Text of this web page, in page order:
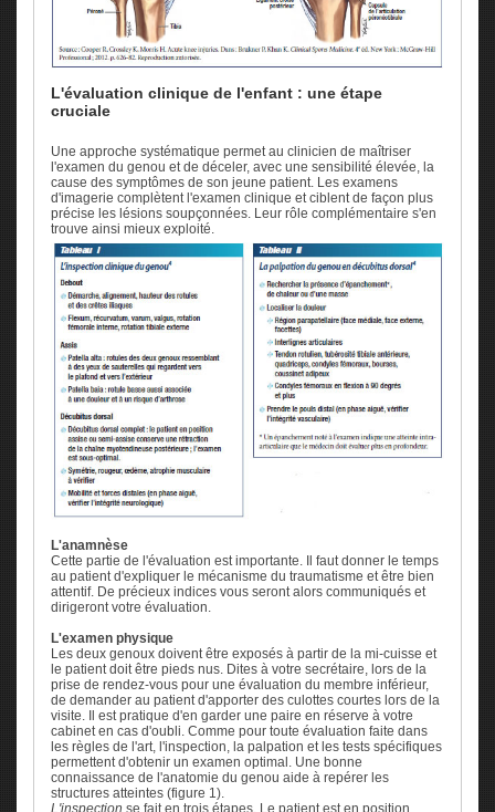
L'évaluation clinique de l'enfant : une étape
cruciale
Une approche systématique permet au clinicien de maîtriser
l'examen du genou et de déceler, avec une sensibilité élevée, la
cause des symptômes de son jeune patient. Les examens
d'imagerie complètent l'examen clinique et ciblent de façon plus
précise les lésions soupçonnées. Leur rôle complémentaire s'en
trouve ainsi mieux exploité.
L'anamnèse
Cette partie de l'évaluation est importante. Il faut donner le temps
au patient d'expliquer le mécanisme du traumatisme et être bien
attentif. De précieux indices vous seront alors communiqués et
dirigeront votre évaluation.
L'examen physique
Les deux genoux doivent être exposés à partir de la mi-cuisse et
le patient doit être pieds nus. Dites à votre secrétaire, lors de la
prise de rendez-vous pour une évaluation du membre inférieur,
de demander au patient d'apporter des culottes courtes lors de la
visite. Il est pratique d'en garder une paire en réserve à votre
cabinet en cas d'oubli. Comme pour toute évaluation faite dans
les règles de l'art, l'inspection, la palpation et les tests spécifiques
permettent d'obtenir un examen optimal. Une bonne
connaissance de l'anatomie du genou aide à repérer les
structures atteintes (figure 1).
L'inspection se fait en trois étapes. Le patient est en position